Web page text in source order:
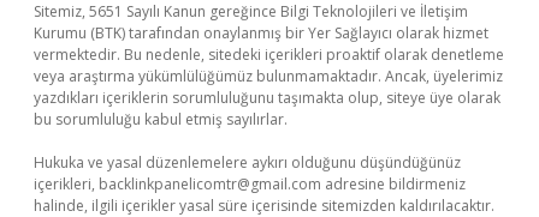
Sitemiz, 5651 Sayılı Kanun gereğince Bilgi Teknolojileri ve İletişim
Kurumu (BTK) tarafından onaylanmış bir Yer Sağlayıcı olarak hizmet
vermektedir. Bu nedenle, sitedeki içerikleri proaktif olarak denetleme
veya araştırma yükümlülüğümüz bulunmamaktadır. Ancak, üyelerimiz
yazdıkları içeriklerin sorumluluğunu taşımakta olup, siteye üye olarak
bu sorumluluğu kabul etmiş sayılırlar.
Hukuka ve yasal düzenlemelere aykırı olduğunu düşündüğünüz
içerikleri, backlinkpanelicomtr@gmail.com adresine bildirmeniz
halinde, ilgili içerikler yasal süre içerisinde sitemizden kaldırılacaktır.